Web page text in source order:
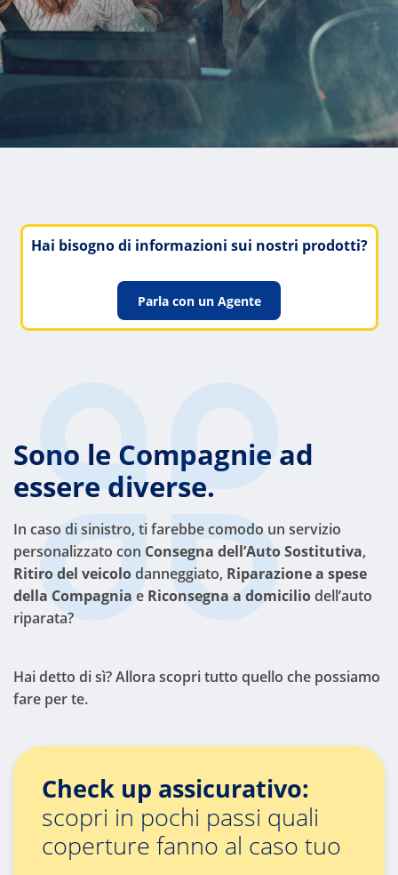
Hai bisogno di informazioni sui nostri prodotti?
Parla con un Agente
Sono le Compagnie ad
essere diverse.
In caso di sinistro, ti farebbe comodo un servizio
personalizzato con Consegna dell’Auto Sostitutiva,
Ritiro del veicolodanneggiato, Riparazione a spese
della Compagnia e Riconsegna a domiciliodell’auto
riparata?
Hai detto di sì? Allora scopri tutto quello che possiamo
fare per te.
Check up assicurativo:
scopri in pochi passi quali
coperture fanno al caso tuo